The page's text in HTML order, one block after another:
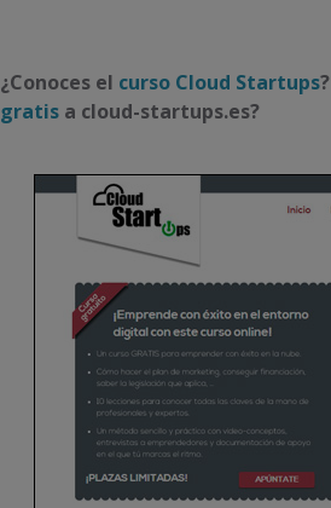
¿Conoces el curso Cloud Startups?
gratis a cloud-startups.es?